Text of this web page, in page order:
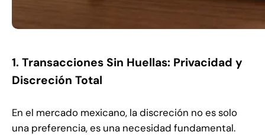
1. Transacciones Sin Huellas: Privacidad y
Discreción Total
En el mercado mexicano, la discreción no es solo
una preferencia, es una necesidad fundamental.